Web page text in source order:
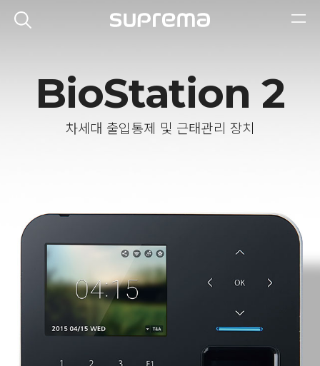
BioStation 2
차세대 출입통제 및 근태관리 장치